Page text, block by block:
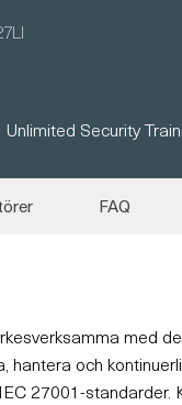
Security
FAQ
med
hantera och
27001-standarder.